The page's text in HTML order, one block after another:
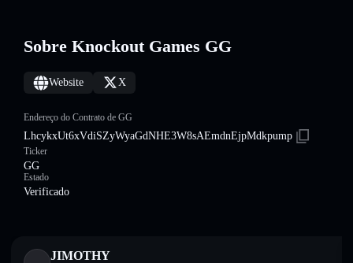
Sobre Knockout Games GG
Website X
Endereço do Contrato de GG
LhcykxUt6xVdiSZyWyaGdNHE3W8sAEmdnEjpMdkpump
Ticker
GG
Estado
Verificado
JIMOTHY